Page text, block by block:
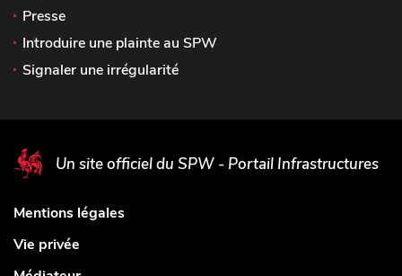
Presse
Introduire une plainte au SPW
Signaler une irrégularité
Un site officiel du SPW - Portail Infrastructures
Mentions légales
Vie privée